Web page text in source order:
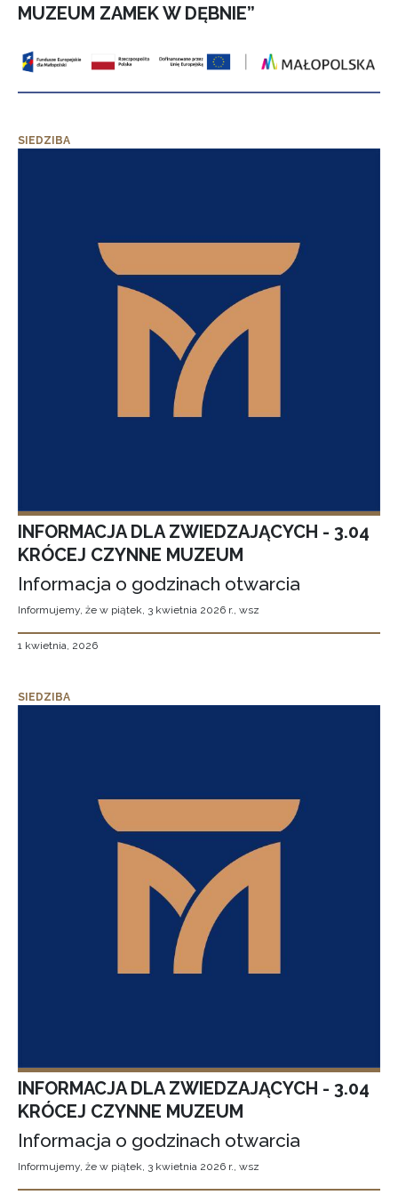
MUZEUM ZAMEK W DĘBNIE”
SIEDZIBA
INFORMACJA DLA ZWIEDZAJĄCYCH - 3.04
KRÓCEJ CZYNNE MUZEUM
Informacja o godzinach otwarcia
Informujemy, że w piątek, 3 kwietnia 2026 r., wsz
1 kwietnia, 2026
SIEDZIBA
INFORMACJA DLA ZWIEDZAJĄCYCH - 3.04
KRÓCEJ CZYNNE MUZEUM
Informacja o godzinach otwarcia
Informujemy, że w piątek, 3 kwietnia 2026 r., wsz